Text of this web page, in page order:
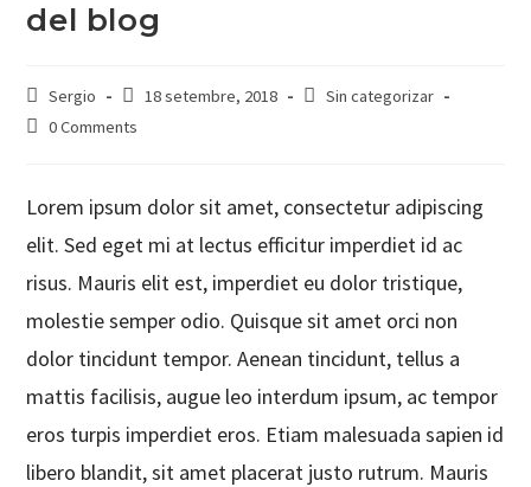
del blog
Post
author:
Sergio
Post
published:
18 setembre, 2018
PostSin categorizar
Post0 Comments
Lorem ipsum dolor sit amet, consectetur adipiscing
elit. Sed eget mi at lectus efficitur imperdiet id ac
risus. Mauris elit est, imperdiet eu dolor tristique,
molestie semper odio. Quisque sit amet orci non
dolor tincidunt tempor. Aenean tincidunt, tellus a
mattis facilisis, augue leo interdum ipsum, ac tempor
eros turpis imperdiet eros. Etiam malesuada sapien id
libero blandit, sit amet placerat justo rutrum. Mauris